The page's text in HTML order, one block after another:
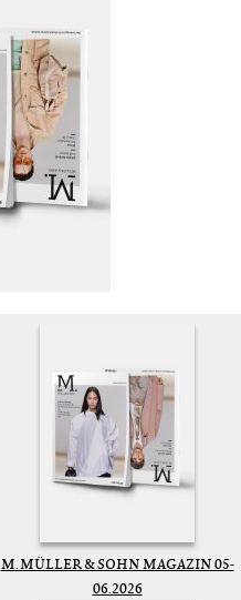
M. MÜLLER & SOHN MAGAZIN 05-
06.2026